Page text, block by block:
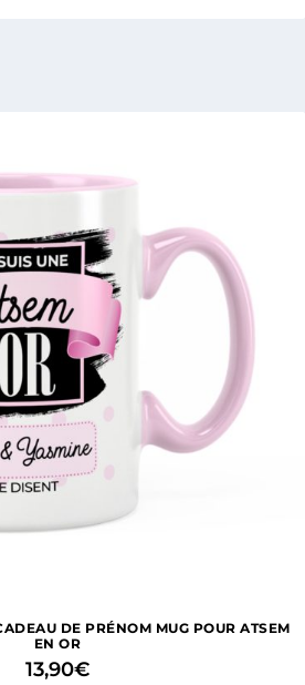
DE PRÉNOM MUG POUR ATSEM
EN OR
13,90€